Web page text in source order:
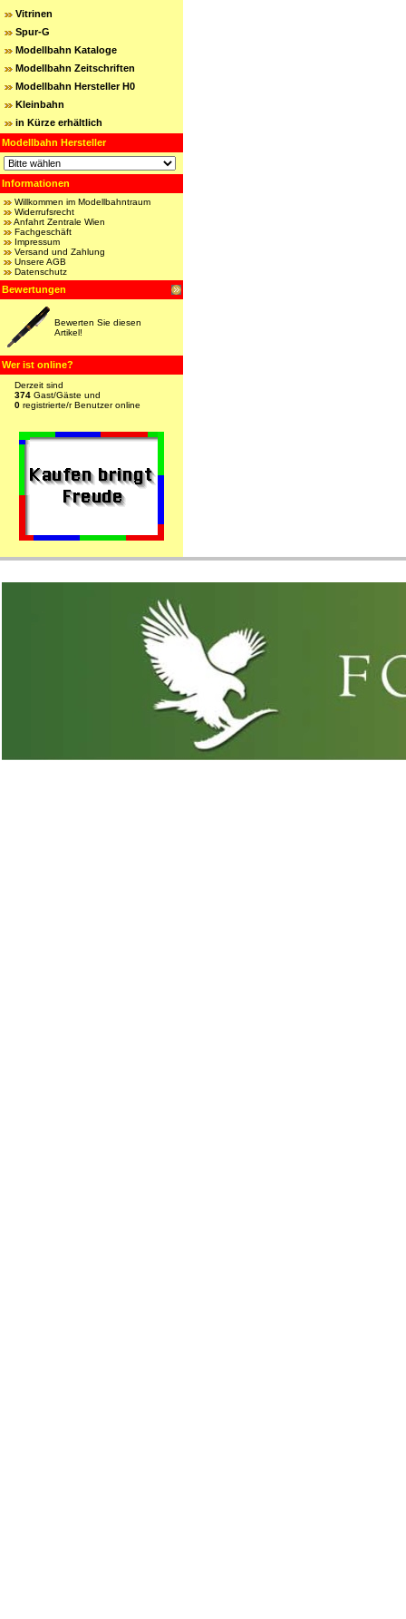
Vitrinen
Spur-G
Modellbahn Kataloge
Modellbahn Zeitschriften
Modellbahn Hersteller H0
Kleinbahn
in Kürze erhältlich
Modellbahn Hersteller
Informationen
Willkommen im Modellbahntraum
Widerrufsrecht
Anfahrt Zentrale Wien
Fachgeschäft
Impressum
Versand und Zahlung
Unsere AGB
Datenschutz
Bewertungen
Bewerten Sie diesen
Artikel!
Wer ist online?
Derzeit sind
374 Gast/Gäste und
0 registrierte/r Benutzer online